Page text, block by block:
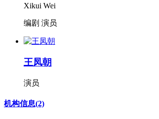
Xikui Wei
编剧 演员
王凤朝
演员
机构信息(2)